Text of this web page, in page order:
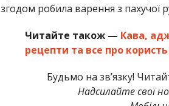
згодом робила варення з пахучої
Читайте також — Кава,
рецепти та все про користь
Будьмо на зв’язку!
Надсилайте свої